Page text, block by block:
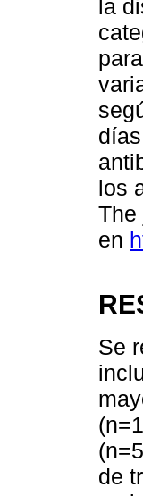
la
los
The
en
Se
de